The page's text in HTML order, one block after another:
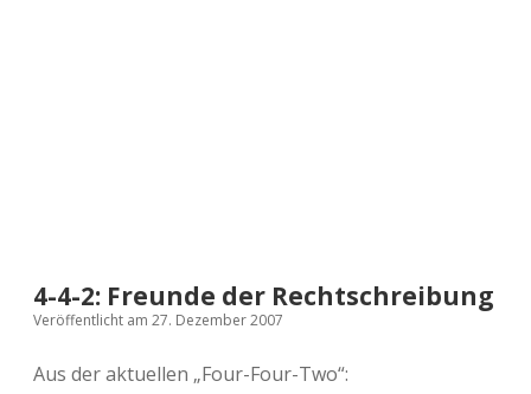
4-4-2: Freunde der Rechtschreibung
Veröffentlicht am 27. Dezember 2007
Aus der aktuellen „Four-Four-Two“: